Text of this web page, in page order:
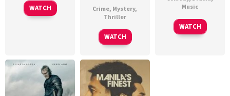
WATCH Crime, Mystery,
Thriller
WATCH
Music
WATCH